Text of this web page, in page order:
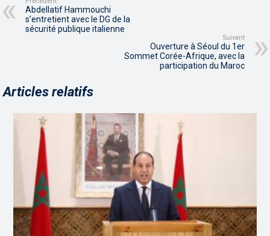
Abdellatif Hammouchi
s’entretient avec le DG de la
sécurité publique italienne
Suivant
Ouverture à Séoul du 1er
Sommet Corée-Afrique, avec la
participation du Maroc
Articles relatifs